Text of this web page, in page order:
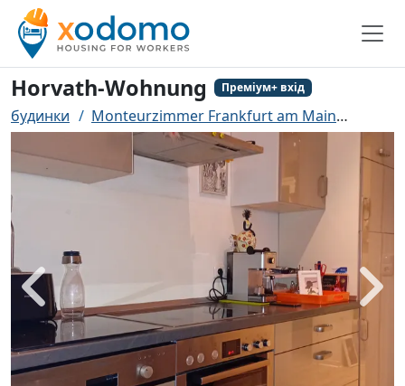
Horvath-Wohnung Преміум+ вхід
будинки Monteurzimmer Frankfurt am Main
назад